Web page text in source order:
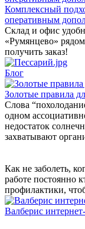
Комплексный
оперативным
Склад и офис
«Румянцево»
получить заказ!
Блог
Золотые правила
Слова
одном
недостаток
захватывают
Как не заболеть,
работе постоянно
профилактики,
Валберис